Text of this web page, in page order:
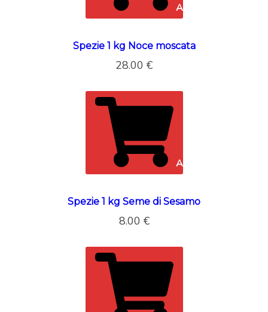
ADAUGĂ ÎN COȘ
Spezie 1 kg Noce moscata
28.00 €
ADAUGĂ ÎN COȘ
Spezie 1 kg Seme di Sesamo
8.00 €